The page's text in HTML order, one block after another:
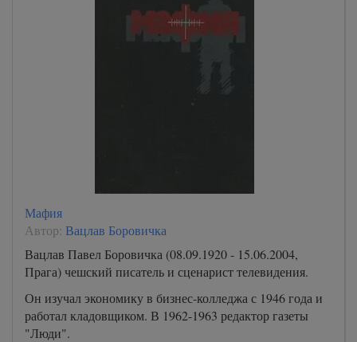
Мафия
Автор: Вацлав Боровичка
Вацлав Павел Боровичка (08.09.1920 - 15.06.2004,
Прага) чешский писатель и сценарист телевидения.
Он изучал экономику в бизнес-колледжа с 1946 года и
работал кладовщиком. В 1962-1963 редактор газеты
"Люди".